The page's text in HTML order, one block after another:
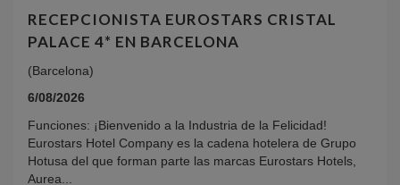
RECEPCIONISTA EUROSTARS CRISTAL
PALACE 4* EN BARCELONA
(Barcelona)
6/08/2026
Funciones: ¡Bienvenido a la Industria de la Felicidad!
Eurostars Hotel Company es la cadena hotelera de Grupo
Hotusa del que forman parte las marcas Eurostars Hotels,
Aurea...